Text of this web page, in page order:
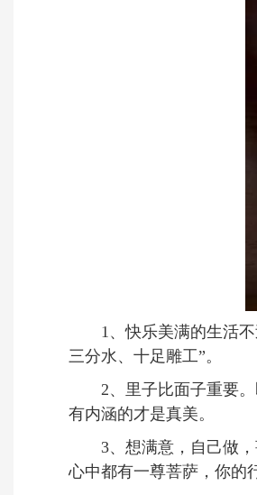
1、快乐美满的生活不
三分水、十足雕工”。
2、里子比面子重要。
有内涵的才是真美。
3、想满意，自己做，
心中都有一尊菩萨，你的